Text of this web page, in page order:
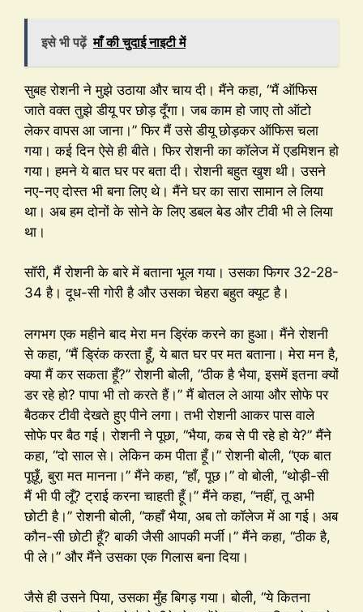
इसे भी पढ़ें माँ की चुदाई नाइटी में
सुबह रोशनी ने मुझे उठाया और चाय दी। मैंने कहा, “मैं ऑफिस
जाते वक्त तुझे डीयू पर छोड़ दूँगा। जब काम हो जाए तो ऑटो
लेकर वापस आ जाना।” फिर मैं उसे डीयू छोड़कर ऑफिस चला
गया। कई दिन ऐसे ही बीते। फिर रोशनी का कॉलेज में एडमिशन हो
गया। हमने ये बात घर पर बता दी। रोशनी बहुत खुश थी। उसने
नए-नए दोस्त भी बना लिए थे। मैंने घर का सारा सामान ले लिया
था। अब हम दोनों के सोने के लिए डबल बेड और टीवी भी ले लिया
था।
सॉरी, मैं रोशनी के बारे में बताना भूल गया। उसका फिगर 32-28-
34 है। दूध-सी गोरी है और उसका चेहरा बहुत क्यूट है।
लगभग एक महीने बाद मेरा मन ड्रिंक करने का हुआ। मैंने रोशनी
से कहा, “मैं ड्रिंक करता हूँ, ये बात घर पर मत बताना। मेरा मन है,
क्या मैं कर सकता हूँ?” रोशनी बोली, “ठीक है भैया, इसमें इतना क्यों
डर रहे हो? पापा भी तो करते हैं।” मैं बोतल ले आया और सोफे पर
बैठकर टीवी देखते हुए पीने लगा। तभी रोशनी आकर पास वाले
सोफे पर बैठ गई। रोशनी ने पूछा, “भैया, कब से पी रहे हो ये?” मैंने
कहा, “दो साल से। लेकिन कम पीता हूँ।” रोशनी बोली, “एक बात
पूछूँ, बुरा मत मानना।” मैंने कहा, “हाँ, पूछ।” वो बोली, “थोड़ी-सी
मैं भी पी लूँ? ट्राई करना चाहती हूँ।” मैंने कहा, “नहीं, तू अभी
छोटी है।” रोशनी बोली, “कहाँ भैया, अब तो कॉलेज में आ गई। अब
कौन-सी छोटी हूँ? बाकी जैसी आपकी मर्जी।” मैंने कहा, “ठीक है,
पी ले।” और मैंने उसका एक गिलास बना दिया।
जैसे ही उसने पिया, उसका मुँह बिगड़ गया। बोली, “ये कितना